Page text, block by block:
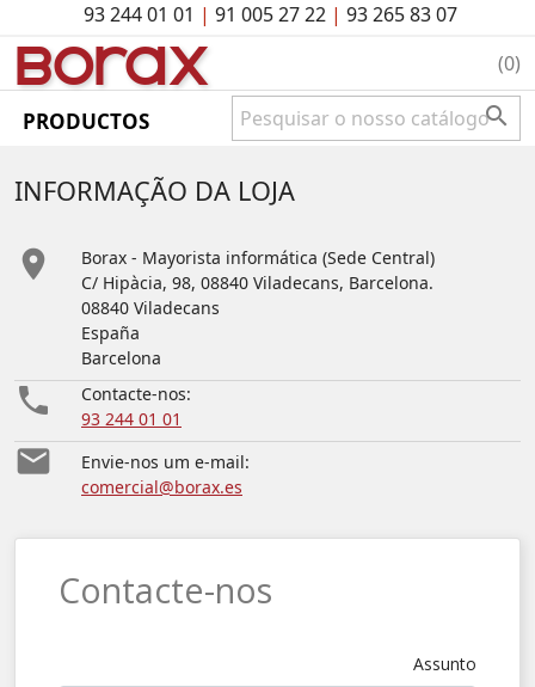
93 244 01 01 | 91 005 27 22| 93 265 83 07
BOrAx (0)
PRODUCTOS 
INFORMAÇÃO DA LOJA

Borax - Mayorista informática (Sede Central)
C/ Hipàcia, 98, 08840 Viladecans, Barcelona.
08840 Viladecans
España
Barcelona

Contacte-nos:
93 244 01 01

Envie-nos um e-mail:
comercial@borax.es
Contacte-nos
Assunto